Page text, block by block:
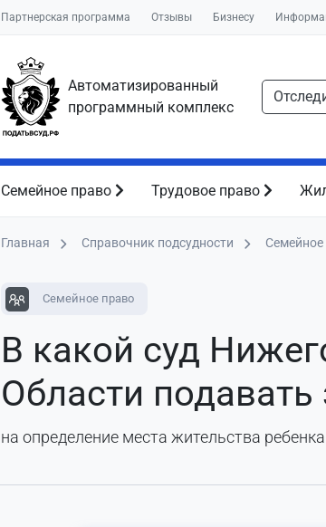
Партнерская программа Отзывы Бизнесу
Автоматизированный
программный комплекс
Семейное право Трудовое право
Главная Справочник подсудности
Семейное право
В какой суд
Области подавать
на определение места жительства